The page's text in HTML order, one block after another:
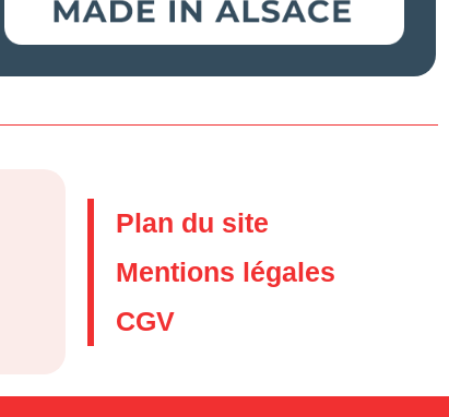
Plan du site
Mentions légales
CGV